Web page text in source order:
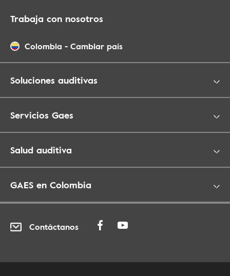
Trabaja con nosotros
Colombia - Cambiar país
Soluciones auditivas
Servicios Gaes
Salud auditiva
GAES en Colombia
Contáctanos